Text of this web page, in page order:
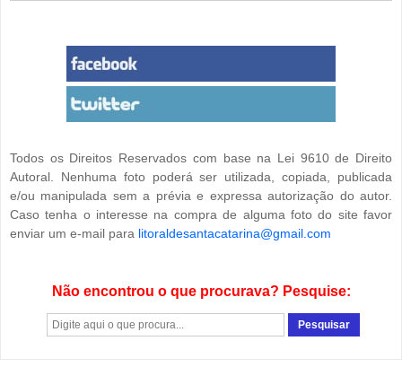
Todos os Direitos Reservados com base na Lei 9610 de Direito
Autoral. Nenhuma foto poderá ser utilizada, copiada, publicada
e/ou manipulada sem a prévia e expressa autorização do autor.
Caso tenha o interesse na compra de alguma foto do site favor
enviar um e-mail para litoraldesantacatarina@gmail.com
Não encontrou o que procurava? Pesquise: